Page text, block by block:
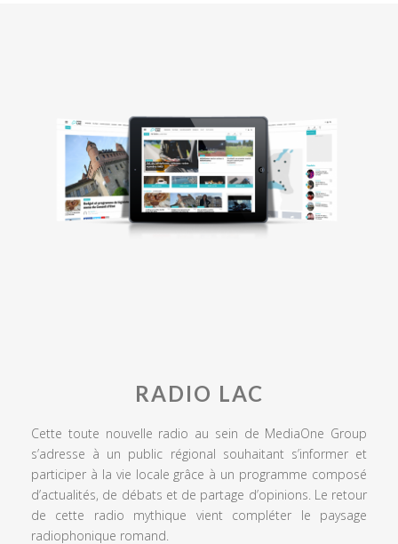
RADIO LAC
Cette toute nouvelle radio au sein de MediaOne Group
s’adresse à un public régional souhaitant s’informer et
participer à la vie locale grâce à un programme composé
d’actualités, de débats et de partage d’opinions. Le retour
de cette radio mythique vient compléter le paysage
radiophonique romand.